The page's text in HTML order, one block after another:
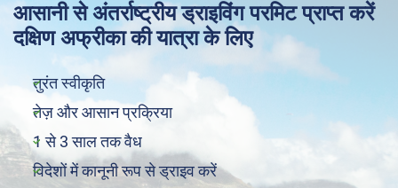
आसानी से अंतर्राष्ट्रीय ड्राइविंग परमिट प्राप्त करें
दक्षिण अफ्रीका की यात्रा के लिए
तुरंत स्वीकृति
तेज़ और आसान प्रक्रिया
1 से 3 साल तक वैध
विदेशों में कानूनी रूप से ड्राइव करें